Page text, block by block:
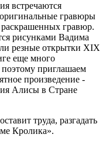
встречаются
гравюры
гравюр.
рисунками Вадима
резные открытки XIX
еще много
поэтому приглашаем
произведение -
Алисы в Стране
труда, разгадать
Кролика».